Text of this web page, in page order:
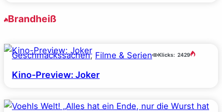
Brandheiß
Geschmackssachen, Filme & Serien Klicks: 2429
Kino-Preview: Joker